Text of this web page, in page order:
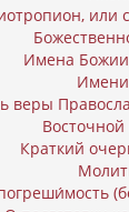
или
Имена
веры
Краткий